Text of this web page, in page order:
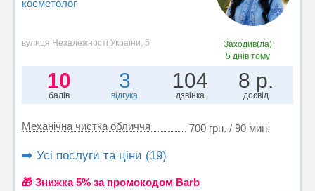
косметолог
вулиця Незалежності України, 5
Заходив(ла)
5 днів тому
10
балів
3
відгука
104
дзвінка
8 р.
досвід
Механічна чистка обличчя 700 грн. / 90 мин.
➡️ Усі послуги та ціни (19)
🎁 Знижка 5% за промокодом Barb